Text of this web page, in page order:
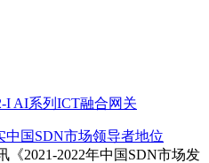
I AI系列ICT融合网关
中国SDN市场领导者地位
《2021-2022年中国SDN市场发